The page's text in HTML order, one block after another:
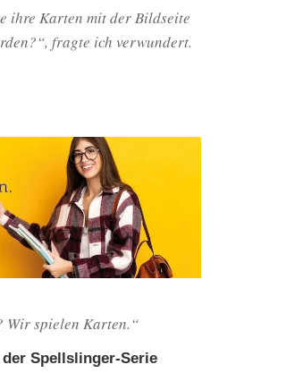
ihre Karten mit der Bildseite
fragte ich verwundert.
Wir spielen Karten.“
Spellslinger-Serie